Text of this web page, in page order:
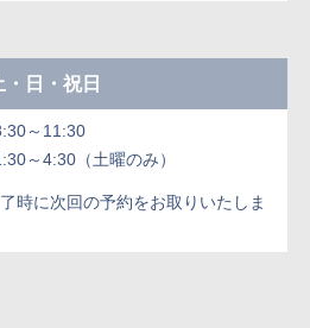
・日・祝日
～11:30
～4:30（土曜のみ）
時に次回の予約をお取りいたしま